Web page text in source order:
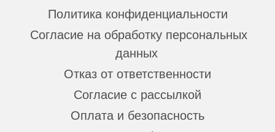
Политика конфиденциальности
Согласие на обработку персональных
данных
Отказ от ответственности
Согласие с рассылкой
Оплата и безопасность